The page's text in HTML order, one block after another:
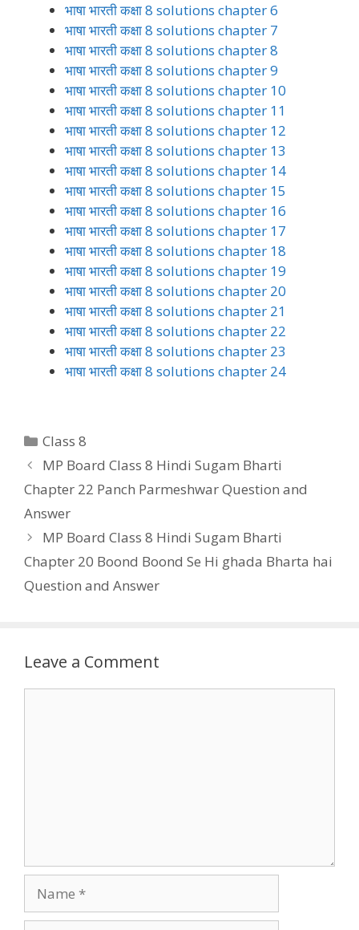
भाषा भारती कक्षा 8 solutions chapter 6
भाषा भारती कक्षा 8 solutions chapter 7
भाषा भारती कक्षा 8 solutions chapter 8
भाषा भारती कक्षा 8 solutions chapter 9
भाषा भारती कक्षा 8 solutions chapter 10
भाषा भारती कक्षा 8 solutions chapter 11
भाषा भारती कक्षा 8 solutions chapter 12
भाषा भारती कक्षा 8 solutions chapter 13
भाषा भारती कक्षा 8 solutions chapter 14
भाषा भारती कक्षा 8 solutions chapter 15
भाषा भारती कक्षा 8 solutions chapter 16
भाषा भारती कक्षा 8 solutions chapter 17
भाषा भारती कक्षा 8 solutions chapter 18
भाषा भारती कक्षा 8 solutions chapter 19
भाषा भारती कक्षा 8 solutions chapter 20
भाषा भारती कक्षा 8 solutions chapter 21
भाषा भारती कक्षा 8 solutions chapter 22
भाषा भारती कक्षा 8 solutions chapter 23
भाषा भारती कक्षा 8 solutions chapter 24
Categories
Class 8
MP Board Class 8 Hindi Sugam Bharti
Chapter 22 Panch Parmeshwar Question and
Answer
MP Board Class 8 Hindi Sugam Bharti
Chapter 20 Boond Boond Se Hi ghada Bharta hai
Question and Answer
Leave a Comment